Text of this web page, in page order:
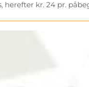
herefter kr. 24 pr.